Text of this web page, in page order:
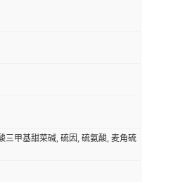
三甲基甜菜碱, 硫因, 硫氨酸, 麦角硫